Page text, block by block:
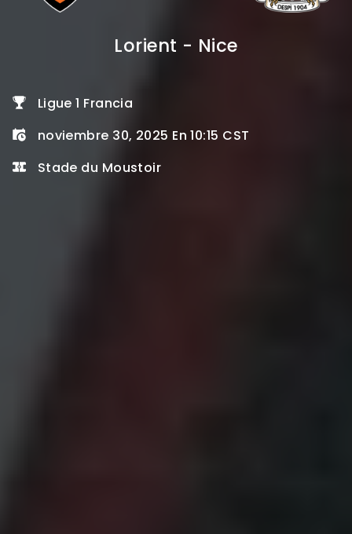
Lorient - Nice
Ligue 1 Francia
noviembre 30, 2025 En 10:15 CST
Stade du Moustoir